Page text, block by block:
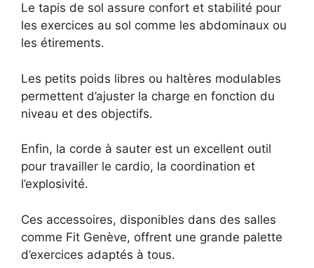
Le tapis de sol assure confort et stabilité pour
les exercices au sol comme les abdominaux ou
les étirements.
Les petits poids libres ou haltères modulables
permettent d’ajuster la charge en fonction du
niveau et des objectifs.
Enfin, la corde à sauter est un excellent outil
pour travailler le cardio, la coordination et
l’explosivité.
Ces accessoires, disponibles dans des salles
comme Fit Genève, offrent une grande palette
d’exercices adaptés à tous.